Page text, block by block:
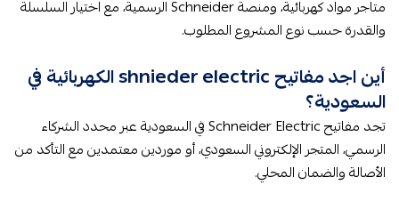
متاجر مواد كهربائية، ومنصة Schneider الرسمية، مع اختيار السلسلة
والقدرة حسب نوع المشروع المطلوب.
أين اجد مفاتيح shnieder electric الكهربائية في
السعودية؟
تجد مفاتيح Schneider Electric في السعودية عبر محدد الشركاء
الرسمي، المتجر الإلكتروني السعودي، أو موردين معتمدين مع التأكد من
الأصالة والضمان المحلي.